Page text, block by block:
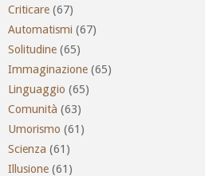
Criticare (67)
Automatismi (67)
Solitudine (65)
Immaginazione (65)
Linguaggio (65)
Comunità (63)
Umorismo (61)
Scienza (61)
Illusione (61)